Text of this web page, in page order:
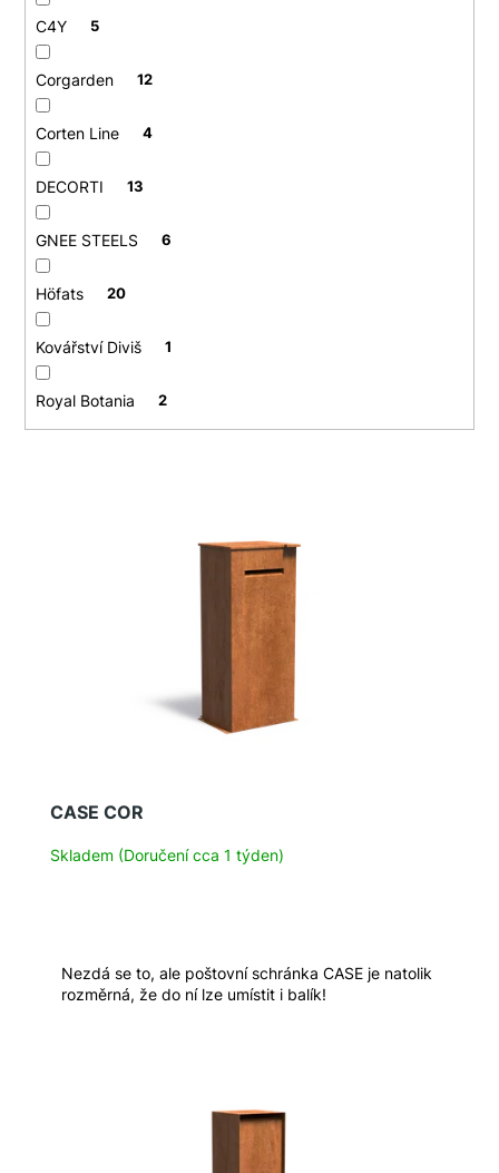
C4Y 5
Corgarden 12
Corten Line 4
DECORTI 13
GNEE STEELS 6
Höfats 20
Kovářství Diviš 1
Royal Botania 2
CASE COR
Skladem (Doručení cca 1 týden)
Nezdá se to, ale poštovní schránka CASE je natolik
rozměrná, že do ní lze umístit i balík!